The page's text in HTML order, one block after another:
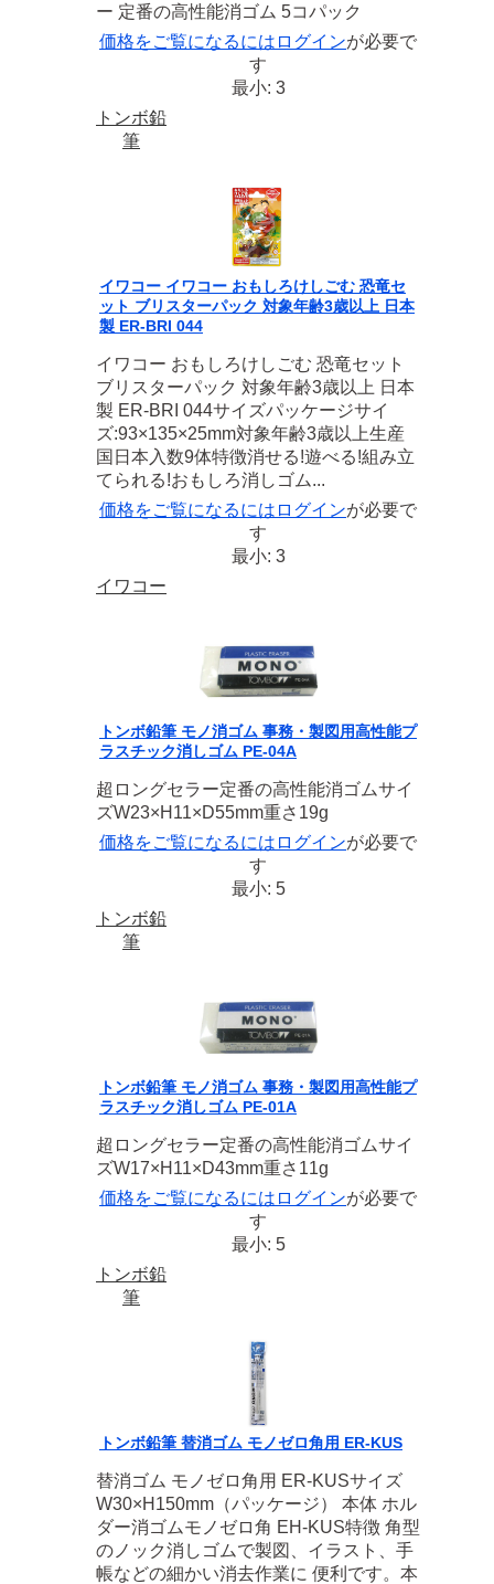
ー 定番の高性能消ゴム 5コパック
価格をご覧になるには ログインが必要で
す
最小: 3
トンボ鉛
筆
イワコー イワコー おもしろけしごむ 恐竜セ
ット ブリスターパック 対象年齢3歳以上 日本
製 ER-BRI 044
イワコー おもしろけしごむ 恐竜セット
ブリスターパック 対象年齢3歳以上 日本
製 ER-BRI 044サイズパッケージサイ
ズ:93×135×25mm対象年齢3歳以上生産
国日本入数9体特徴消せる!遊べる!組み立
てられる!おもしろ消しゴム...
価格をご覧になるには ログインが必要で
す
最小: 3
イワコー
トンボ鉛筆 モノ消ゴム 事務・製図用高性能プ
ラスチック消しゴム PE-04A
超ロングセラー定番の高性能消ゴムサイ
ズW23×H11×D55mm重さ19g
価格をご覧になるには ログインが必要で
す
最小: 5
トンボ鉛
筆
トンボ鉛筆 モノ消ゴム 事務・製図用高性能プ
ラスチック消しゴム PE-01A
超ロングセラー定番の高性能消ゴムサイ
ズW17×H11×D43mm重さ11g
価格をご覧になるには ログインが必要で
す
最小: 5
トンボ鉛
筆
トンボ鉛筆 替消ゴム モノゼロ角用 ER-KUS
替消ゴム モノゼロ角用 ER-KUSサイズ
W30×H150mm（パッケージ） 本体 ホル
ダー消ゴムモノゼロ角 EH-KUS特徴 角型
のノック消しゴムで製図、イラスト、手
帳などの細かい消去作業に 便利です。本